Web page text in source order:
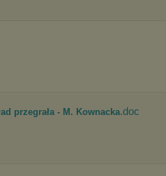
przegrała - M. Kownacka.doc